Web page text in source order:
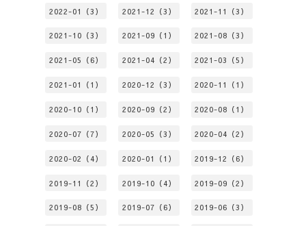
2022-01（3） 2021-12（3） 2021-11（3）
2021-10（3） 2021-09（1） 2021-08（3）
2021-05（6） 2021-04（2） 2021-03（5）
2021-01（1） 2020-12（3） 2020-11（1）
2020-10（1） 2020-09（2） 2020-08（1）
2020-07（7） 2020-05（3） 2020-04（2）
2020-02（4） 2020-01（1） 2019-12（6）
2019-11（2） 2019-10（4） 2019-09（2）
2019-08（5） 2019-07（6） 2019-06（3）